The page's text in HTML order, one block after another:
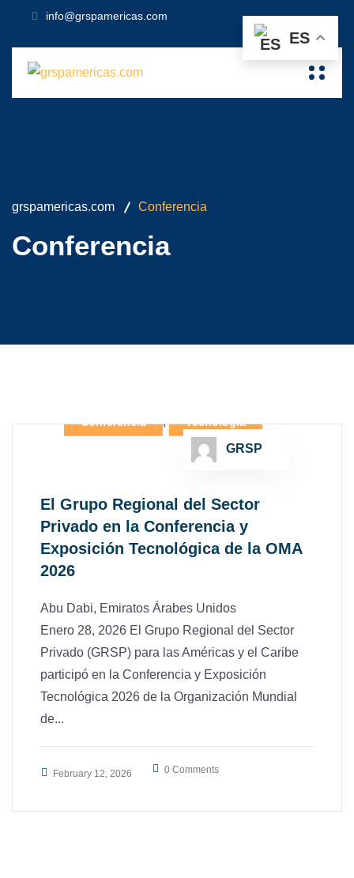
info@grspamericas.com
grspamericas.com Conferencia
Conferencia
Conferencia , Tecnología
GRSP
El Grupo Regional del Sector
Privado en la Conferencia y
Exposición Tecnológica de la OMA
2026
Abu Dabi, Emiratos Árabes Unidos
Enero 28, 2026 El Grupo Regional del Sector
Privado (GRSP) para las Américas y el Caribe
participó en la Conferencia y Exposición
Tecnológica 2026 de la Organización Mundial
de...
February 12, 2026 0 Comments
ES